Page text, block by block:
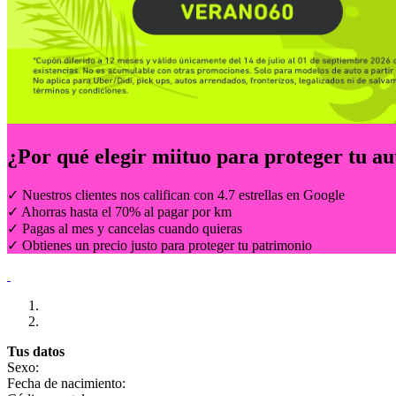
¿Por qué elegir miituo para proteger tu
✓ Nuestros clientes nos califican con 4.7 estrellas en Google
✓ Ahorras hasta el 70% al pagar por km
✓ Pagas al mes y cancelas cuando quieras
✓ Obtienes un precio justo para proteger tu patrimonio
Tus datos
Sexo:
Fecha de nacimiento: